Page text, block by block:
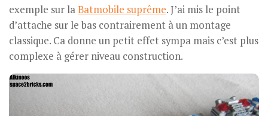
exemple sur laBatmobile suprême. J’ai mis le point
d’attache sur le bas contrairement à un montage
classique. Ca donne un petit effet sympa mais c’est plus
complexe à gérer niveau construction.